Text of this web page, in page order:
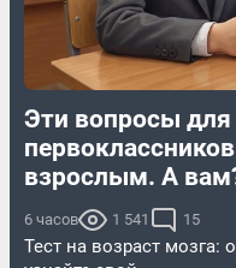
Эти вопросы
взрослым. А
6 часов 1 541 15
Тест на возраст мозга: